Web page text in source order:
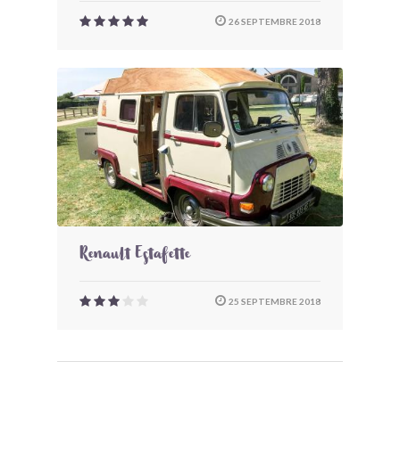
26 SEPTEMBRE 2018
Renault Estafette
25 SEPTEMBRE 2018